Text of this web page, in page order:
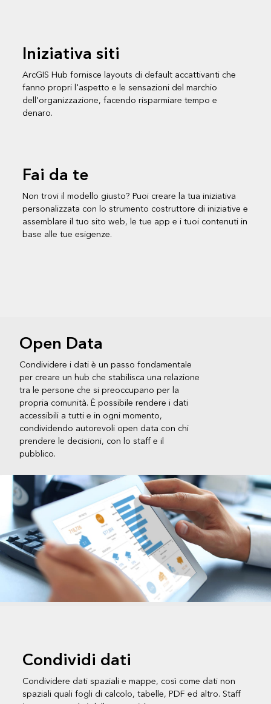
Iniziativa siti
ArcGIS Hub fornisce layouts di default accattivanti che
fanno propri l'aspetto e le sensazioni del marchio
dell'organizzazione, facendo risparmiare tempo e
denaro.
Fai da te
Non trovi il modello giusto? Puoi creare la tua iniziativa
personalizzata con lo strumento costruttore di iniziative e
assemblare il tuo sito web, le tue app e i tuoi contenuti in
base alle tue esigenze.
Open Data
Condividere i dati è un passo fondamentale
per creare un hub che stabilisca una relazione
tra le persone che si preoccupano per la
propria comunità. È possibile rendere i dati
accessibili a tutti e in ogni momento,
condividendo autorevoli open data con chi
prendere le decisioni, con lo staff e il
pubblico.
Condividi dati
Condividere dati spaziali e mappe, così come dati non
spaziali quali fogli di calcolo, tabelle, PDF ed altro. Staff